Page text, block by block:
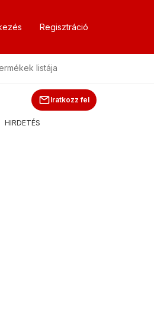
Regisztráció
listája
Iratkozz fel
HIRDETÉS